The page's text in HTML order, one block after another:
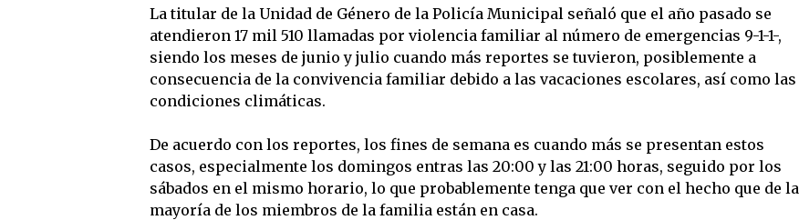
La titular de la Unidad de Género de la Policía Municipal señaló que el año pasado se
atendieron 17 mil 510 llamadas por violencia familiar al número de emergencias 9-1-1-,
siendo los meses de junio y julio cuando más reportes se tuvieron, posiblemente a
consecuencia de la convivencia familiar debido a las vacaciones escolares, así como las
condiciones climáticas.
De acuerdo con los reportes, los fines de semana es cuando más se presentan estos
casos, especialmente los domingos entras las 20:00 y las 21:00 horas, seguido por los
sábados en el mismo horario, lo que probablemente tenga que ver con el hecho que de la
mayoría de los miembros de la familia están en casa.